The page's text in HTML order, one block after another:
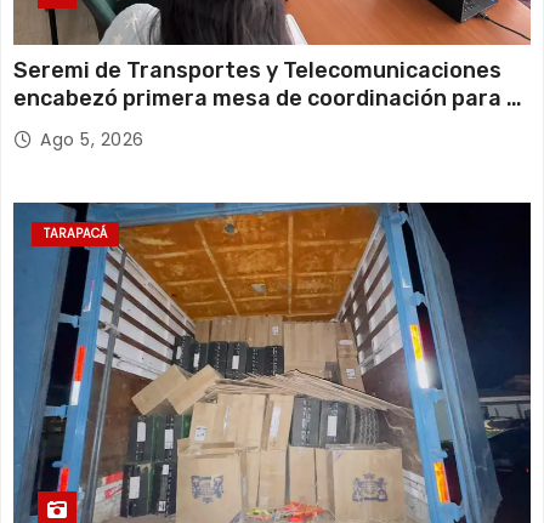
Seremi de Transportes y Telecomunicaciones
encabezó primera mesa de coordinación para el
retiro de cables en desuso en Iquique
Ago 5, 2026
TARAPACÁ